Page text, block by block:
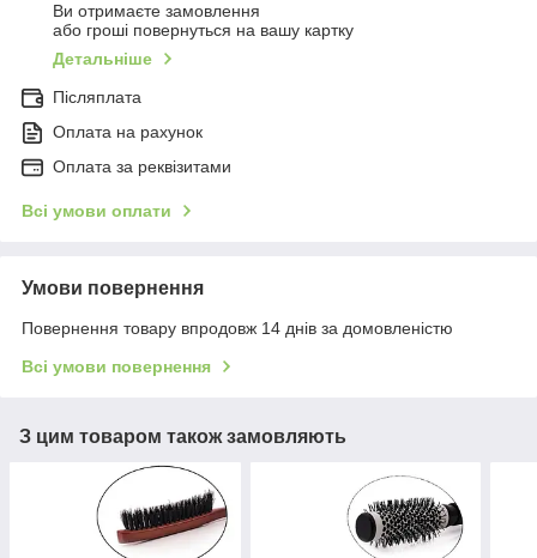
Ви отримаєте замовлення
або гроші повернуться на вашу картку
Детальніше
Післяплата
Оплата на рахунок
Оплата за реквізитами
Всі умови оплати
Умови повернення
Повернення товару впродовж 14 днів за домовленістю
Всі умови повернення
З цим товаром також замовляють